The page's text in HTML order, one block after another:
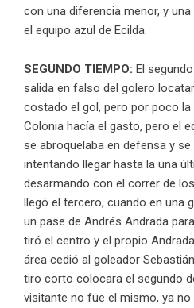
con una diferencia menor, y
el equipo azul de Ecilda.
SEGUNDO TIEMPO: El
salida en falso del golero
costado el gol, pero por poco la
Colonia hacía el gasto, pero el
se abroquelaba en defensa y
intentando llegar hasta la una
desarmando con el correr de
llegó el tercero, cuando en una
un pase de Andrés Andrada
tiró el centro y el propio
área cedió al goleador
tiro corto colocara el segundo
visitante no fue el mismo, ya